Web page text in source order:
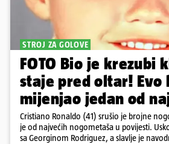
STROJ ZA GOLOVE
FOTO Bio je krezubi
staje pred oltar! Evo
mijenjao jedan od
Cristiano Ronaldo (41) srušio je brojne
je od najvećih nogometaša u povijesti.
sa Georginom Rodriguez, a slavlje je